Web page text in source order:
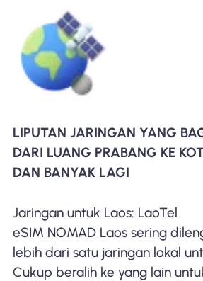
LIPUTAN JARINGAN YANG
DARI LUANG PRABANG KE
DAN BANYAK LAGI
Jaringan untuk Laos: LaoTel
eSIM NOMAD Laos sering
lebih dari satu jaringan lokal
Cukup beralih ke yang lain